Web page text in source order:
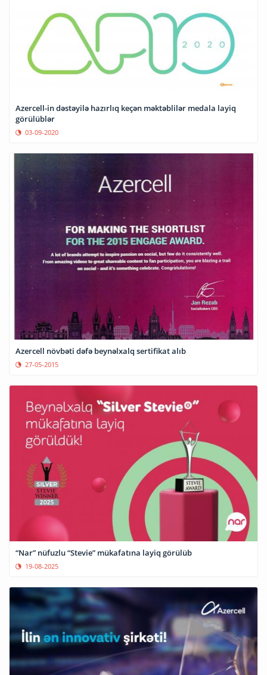
Azercell-in dəstəyilə hazırlıq keçən məktəblilər medala layiq
görülüblər
03-09-2020
Azercell növbəti dəfə beynəlxalq sertifikat alıb
27-05-2015
“Nar” nüfuzlu “Stevie” mükafatına layiq görülüb
19-08-2025